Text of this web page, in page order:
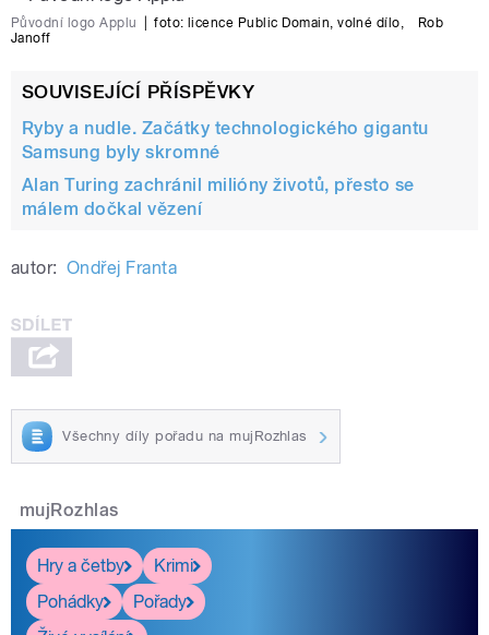
Původní logo Applu foto:licence Public Domain, volné dílo
Rob
Janoff
SOUVISEJÍCÍ PŘÍSPĚVKY
Ryby a nudle. Začátky technologického gigantu
Samsung byly skromné
Alan Turing zachránil milióny životů, přesto se
málem dočkal vězení
autor: Ondřej Franta
Všechny díly pořadu na mujRozhlas
mujRozhlas
Hry a četby
Krimi
Pohádky
Pořady